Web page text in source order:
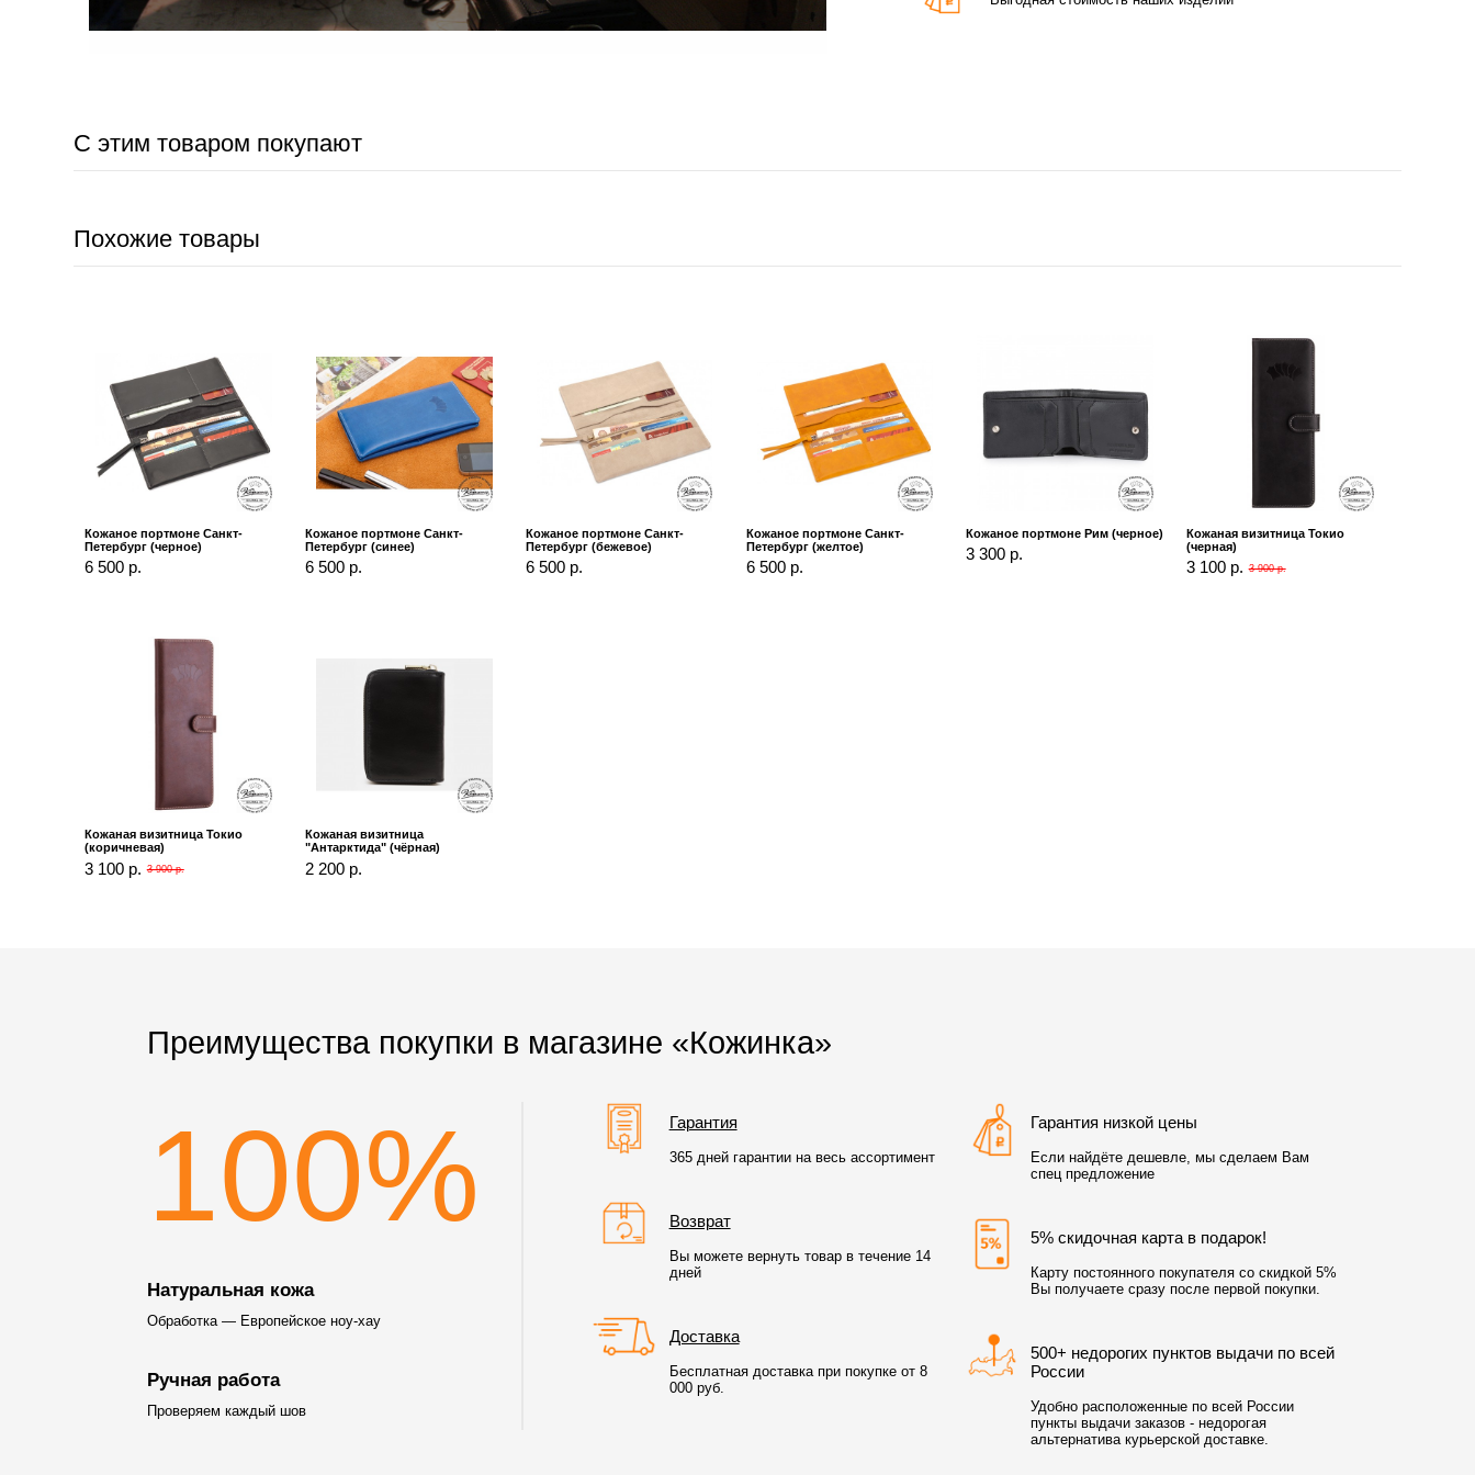
С этим товаром покупают
Похожие товары
Кожаное портмоне Санкт-
Петербург (черное)
6 500 р.
Кожаное портмоне Санкт-
Петербург (синее)
6 500 р.
Кожаное портмоне Санкт-
Петербург (бежевое)
6 500 р.
Кожаное портмоне Санкт-
Петербург (желтое)
6 500 р.
Кожаное портмоне Рим (черное)
3 300 р.
Кожаная визитница Токио
(черная)
3 100 р. 3 900 р.
Кожаная визитница Токио
(коричневая)
3 100 р. 3 900 р.
Кожаная визитница
"Антарктида" (чёрная)
2 200 р.
Преимущества покупки в магазине «Кожинка»
100%
Натуральная кожа
Обработка — Европейское ноу-хау
Ручная работа
Проверяем каждый шов
Гарантия
365 дней гарантии на весь ассортимент
Возврат
Вы можете вернуть товар в течение 14
дней
Доставка
Бесплатная доставка при покупке от 8
000 руб.
Гарантия низкой цены
Если найдёте дешевле, мы сделаем Вам
спец предложение
5% скидочная карта в подарок!
Карту постоянного покупателя со скидкой 5%
Вы получаете сразу после первой покупки.
500+ недорогих пунктов выдачи по всей
России
Удобно расположенные по всей России
пункты выдачи заказов - недорогая
альтернатива курьерской доставке.